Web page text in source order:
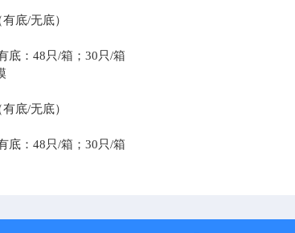
底/无底）
底：48只/箱；30只/箱
底/无底）
底：48只/箱；30只/箱